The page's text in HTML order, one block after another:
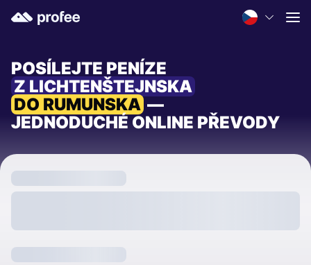
POSÍLEJTE PENÍZE
Z LICHTENŠTEJNSKA
DO RUMUNSKA —
JEDNODUCHÉ ONLINE PŘEVODY